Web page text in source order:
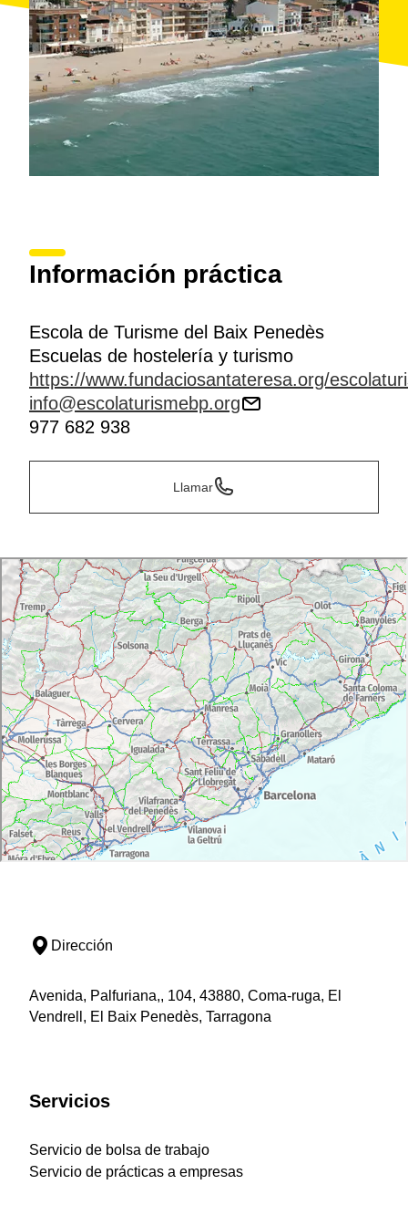
Información práctica
Escola de Turisme del Baix Penedès
Escuelas de hostelería y turismo
https://www.fundaciosantateresa.org/
info@escolaturismebp.org
977 682 938
Llamar
Dirección
Avenida, Palfuriana,, 104, 43880, Coma-ruga, El
Vendrell, El Baix Penedès, Tarragona
Servicios
Servicio de bolsa de trabajo
Servicio de prácticas a empresas